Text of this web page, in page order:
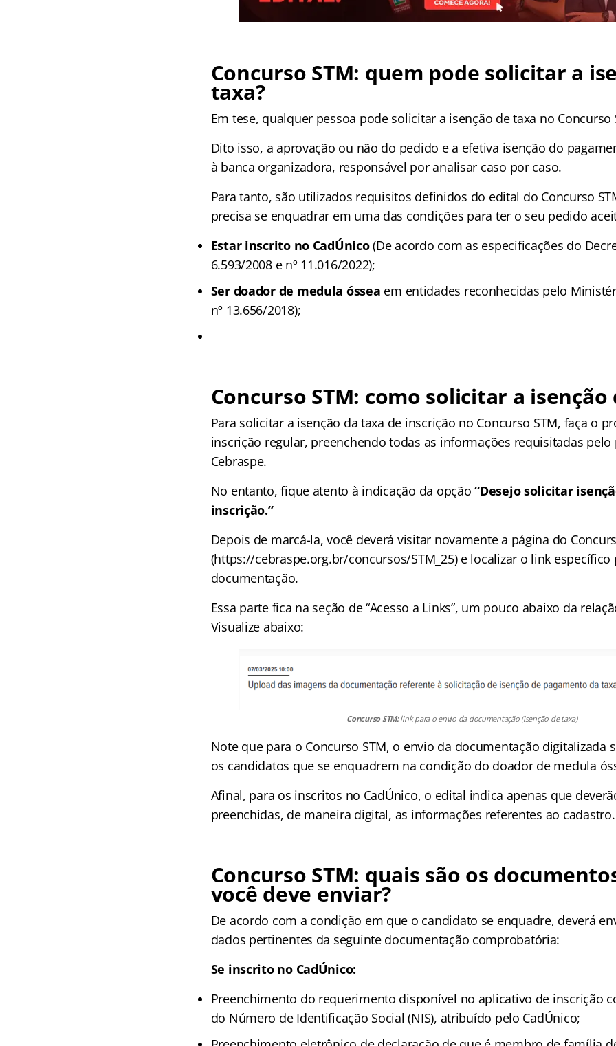
Concurso STM: quem pode solicitar a
taxa?
Em tese, qualquer pessoa pode solicitar a isenção de taxa no Concurso
Dito isso, a aprovação ou não do pedido e a efetiva isenção do
à banca organizadora, responsável por analisar caso por caso.
Para tanto, são utilizados requisitos definidos do edital do Concurso
precisa se enquadrar em uma das condições para ter o seu pedido
Estar inscrito no CadÚnico(De acordo com as especificações do
6.593/2008 e nº 11.016/2022);
Ser doador de medula óssea em entidades reconhecidas pelo
nº 13.656/2018);
Concurso STM: como solicitar a isenção
Para solicitar a isenção da taxa de inscrição no Concurso STM, faça o
inscrição regular, preenchendo todas as informações requisitadas pelo
Cebraspe.
No entanto, fique atento à indicação da opção“Desejo solicitar
inscrição.”
Depois de marcá-la, você deverá visitar novamente a página do
(https://cebraspe.org.br/concursos/STM_25) e localizar o link específico
documentação.
Essa parte fica na seção de “Acesso a Links”, um pouco abaixo da
Visualize abaixo:
Concurso STM:link para o envio da documentação (isenção de taxa)
Note que para o Concurso STM, o envio da documentação digitalizada
os candidatos que se enquadrem na condição do doador de medula
Afinal, para os inscritos no CadÚnico, o edital indica apenas que
preenchidas, de maneira digital, as informações referentes ao cadastro.
Concurso STM: quais são os
você deve enviar?
De acordo com a condição em que o candidato se enquadre, deverá
dados pertinentes da seguinte documentação comprobatória:
Se inscrito no CadÚnico:
Preenchimento do requerimento disponível no aplicativo de inscrição
do Número de Identificação Social (NIS), atribuído pelo CadÚnico;